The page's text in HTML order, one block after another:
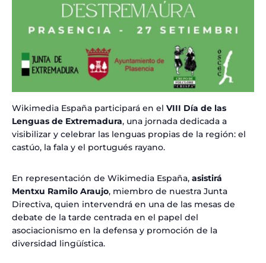
Wikimedia España participará en el VIII Día de las
Lenguas de Extremadura, una jornada dedicada a
visibilizar y celebrar las lenguas propias de la región: el
castúo, la fala y el portugués rayano.
En representación de Wikimedia España, asistirá
Mentxu Ramilo Araujo, miembro de nuestra Junta
Directiva, quien intervendrá en una de las mesas de
debate de la tarde centrada en el papel del
asociacionismo en la defensa y promoción de la
diversidad lingüística.